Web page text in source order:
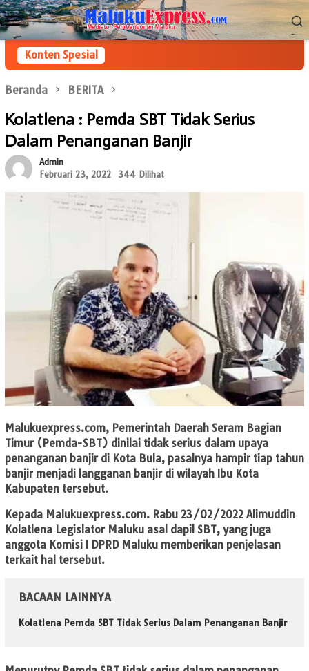
Loncat
ke
konten
Menu
Mobile
Konten Spesial
Beranda BERITA
Kolatlena : Pemda SBT Tidak Serius
Dalam Penanganan Banjir
Admin
Februari 23, 2022
344 Dilihat
Malukuexpress.com, Pemerintah Daerah Seram Bagian
Timur (Pemda-SBT) dinilai tidak serius dalam upaya
penanganan banjir di Kota Bula, pasalnya hampir tiap tahun
banjir menjadi langganan banjir di wilayah Ibu Kota
Kabupaten tersebut.
Kepada Malukuexpress.com. Rabu 23/02/2022 Alimuddin
Kolatlena Legislator Maluku asal dapil SBT, yang juga
anggota Komisi I DPRD Maluku memberikan penjelasan
terkait hal tersebut.
BACAAN LAINNYA
Kolatlena Pemda SBT Tidak Serius Dalam Penanganan Banjir